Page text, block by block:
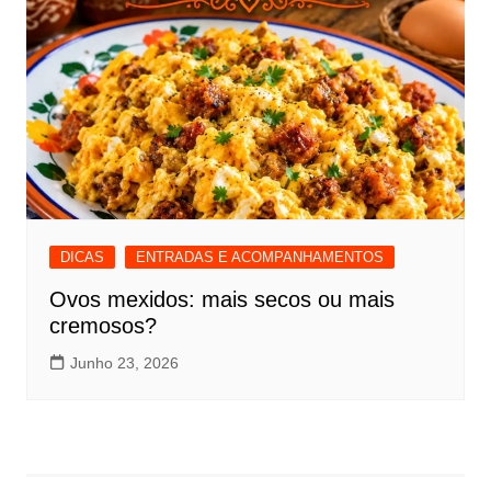
DICAS ENTRADAS E ACOMPANHAMENTOS
Ovos mexidos: mais secos ou mais
cremosos?
Junho 23, 2026